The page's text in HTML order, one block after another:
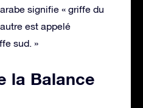
signifie « griffe du
est appelé
sud. »
la Balance